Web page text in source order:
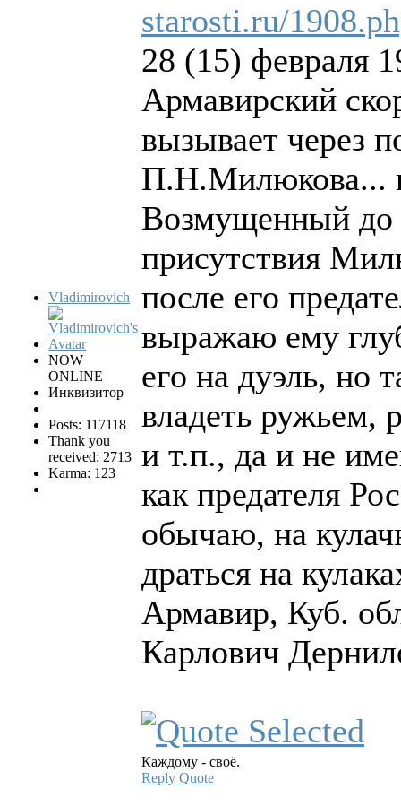
Vladimirovich
NOW
ONLINE
Инквизитор
Posts: 117118
Thank you
received: 2713
Karma: 123
starosti.ru/
28 (15) февраля
Армавирский
вызывает через
П.Н.Милюкова...
Возмущенный
присутствия
после его
выражаю ему
его на дуэль, но
владеть ружьем,
и т.п., да и не
как предателя
обычаю, на
драться на
Армавир, Куб.
Карлович
Каждому - своё.
Reply Quote